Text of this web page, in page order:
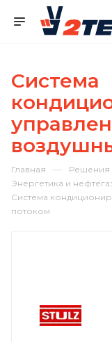
Система
Главная — Решения
Энергетика и
Система
потоком